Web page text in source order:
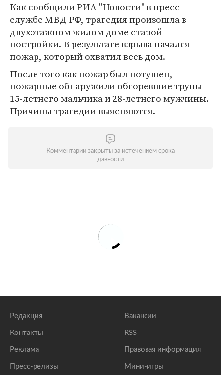
Как сообщили РИА "Новости" в пресс-
службе МВД РФ, трагедия произошла в
двухэтажном жилом доме старой
постройки. В результате взрыва начался
пожар, который охватил весь дом.
После того как пожар был потушен,
пожарные обнаружили обгоревшие трупы
15-летнего мальчика и 28-летнего мужчины.
Причины трагедии выясняются.
Комментарии закрыты за истечением срока
давности
Редакция
Контакты
Реклама
Пресс-релизы
Вакансии
RSS
Правовая информация
Мини-игры